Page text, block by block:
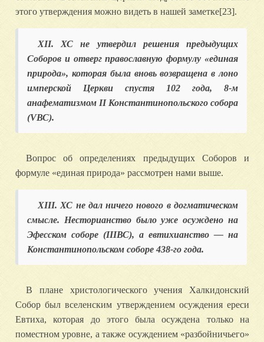
этого утверждения можно видеть в нашей заметке[23].
XII. ХС не утвердил решения предыдущих
Соборов и отверг православную формулу «единая
природа», которая была вновь возвращена в лоно
имперской Церкви спустя 102 года, 8-м
анафематизмом II Константинопольского собора
(VВС).
Вопрос об определениях предыдущих Соборов и
формуле «единая природа» рассмотрен нами выше.
XIII. ХС не дал ничего нового в догматическом
смысле. Несторианство было уже осуждено на
Эфесском соборе (IIIВС), а евтихианство — на
Константинопольском соборе 438-го года.
В плане христологического учения Халкидонский
Собор был вселенским утверждением осуждения ереси
Евтиха, которая до этого была осуждена только на
поместном уровне, а также осуждением «разбойничьего»